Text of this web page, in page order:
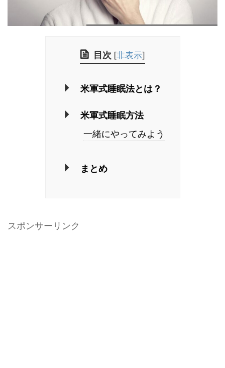
目次 [非表示]
米軍式睡眠法とは？
米軍式睡眠方法
一緒にやってみよう
まとめ
スポンサーリンク